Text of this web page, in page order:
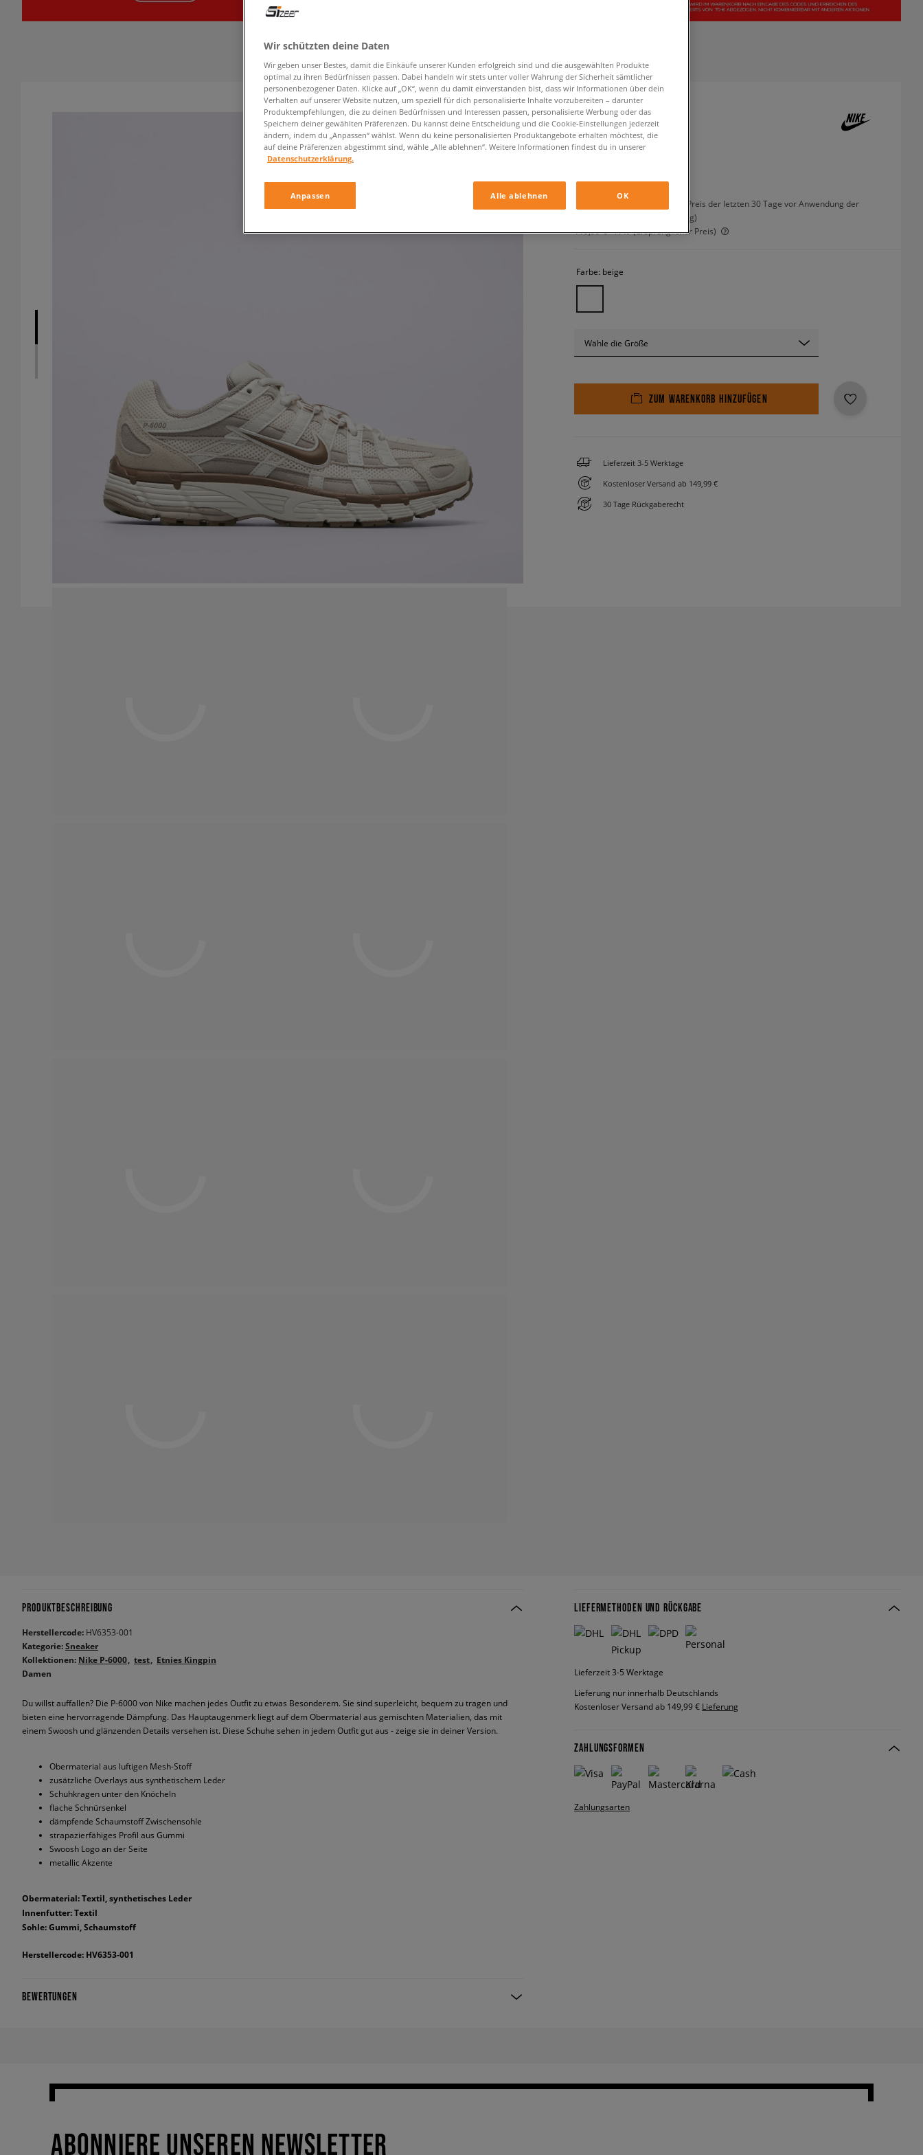
NIKE W P-6000
damen, sneaker
99,99 €
(der niedrigste Preis der letzten 30 Tage vor Anwendung der
Preisermäßigung)
119,99 € -17% (ursprünglicher Preis)
Farbe: beige
Wähle die Größe
ZUM WARENKORB HINZUFÜGEN
Lieferzeit 3-5 Werktage
Kostenloser Versand ab 149,99 €
30 Tage Rückgaberecht
PRODUKTBESCHREIBUNG
Herstellercode: HV6353-001
Kategorie:Sneaker
Kollektionen: Nike P-6000 test
Etnies Kingpin
Damen
Du willst auffallen? Die P-6000 von Nike machen jedes Outfit zu etwas Besonderem. Sie sind superleicht, bequem zu tragen und
bieten eine hervorragende Dämpfung. Das Hauptaugenmerk liegt auf dem Obermaterial aus gemischten Materialien, das mit
einem Swoosh und glänzenden Details versehen ist. Diese Schuhe sehen in jedem Outfit gut aus - zeige sie in deiner Version.
Obermaterial aus luftigen Mesh-Stoff
zusätzliche Overlays aus synthetischem Leder
Schuhkragen unter den Knöcheln
flache Schnürsenkel
dämpfende Schaumstoff Zwischensohle
strapazierfähiges Profil aus Gummi
Swoosh Logo an der Seite
metallic Akzente
Obermaterial: Textil, synthetisches Leder
Innenfutter: Textil
Sohle: Gummi, Schaumstoff
Herstellercode: HV6353-001
BEWERTUNGEN
LIEFERMETHODEN UND RÜCKGABE
Lieferzeit 3-5 Werktage
Lieferung nur innerhalb Deutschlands
Kostenloser Versand ab 149,99 € Lieferung
ZAHLUNGSFORMEN
Zahlungsarten
ABONNIERE UNSEREN NEWSLETTER
Wir schützten deine Daten
Wir geben unser Bestes, damit die Einkäufe unserer Kunden erfolgreich sind und die ausgewählten Produkte
optimal zu ihren Bedürfnissen passen. Dabei handeln wir stets unter voller Wahrung der Sicherheit sämtlicher
personenbezogener Daten. Klicke auf „OK“, wenn du damit einverstanden bist, dass wir Informationen über dein
Verhalten auf unserer Website nutzen, um speziell für dich personalisierte Inhalte vorzubereiten – darunter
Produktempfehlungen, die zu deinen Bedürfnissen und Interessen passen, personalisierte Werbung oder das
Speichern deiner gewählten Präferenzen. Du kannst deine Entscheidung und die Cookie-Einstellungen jederzeit
ändern, indem du „Anpassen“ wählst. Wenn du keine personalisierten Produktangebote erhalten möchtest, die
auf deine Präferenzen abgestimmt sind, wähle „Alle ablehnen“. Weitere Informationen findest du in unserer
Datenschutzerklärung.
Anpassen Alle ablehnen OK